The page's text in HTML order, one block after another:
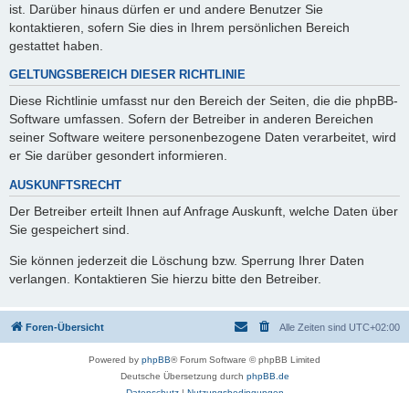
ist. Darüber hinaus dürfen er und andere Benutzer Sie
kontaktieren, sofern Sie dies in Ihrem persönlichen Bereich
gestattet haben.
GELTUNGSBEREICH DIESER RICHTLINIE
Diese Richtlinie umfasst nur den Bereich der Seiten, die die phpBB-
Software umfassen. Sofern der Betreiber in anderen Bereichen
seiner Software weitere personenbezogene Daten verarbeitet, wird
er Sie darüber gesondert informieren.
AUSKUNFTSRECHT
Der Betreiber erteilt Ihnen auf Anfrage Auskunft, welche Daten über
Sie gespeichert sind.
Sie können jederzeit die Löschung bzw. Sperrung Ihrer Daten
verlangen. Kontaktieren Sie hierzu bitte den Betreiber.
Foren-Übersicht Alle Zeiten sind UTC+02:00
Powered by phpBB® Forum Software © phpBB Limited
Deutsche Übersetzung durch phpBB.de